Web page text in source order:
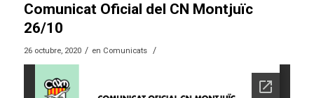
Comunicat Oficial del CN Montjuïc
26/10
26 octubre, 2020 / en Comunicats /